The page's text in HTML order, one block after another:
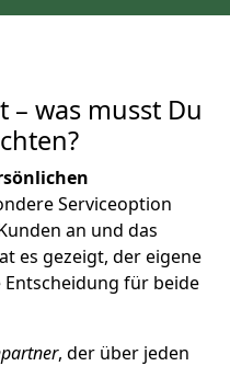
– was musst Du
Serviceoption
an und das
es gezeigt, der eigene
für beide
, der über jeden